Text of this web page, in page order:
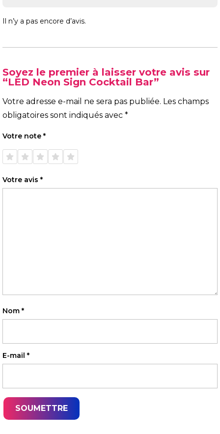
Il n’y a pas encore d’avis.
Soyez le premier à laisser votre avis sur
“LED Neon Sign Cocktail Bar”
Votre adresse e-mail ne sera pas publiée. Les champs
obligatoires sont indiqués avec *
Votre note *
1 étoile
sur 5
2 étoiles
sur 5
3 étoiles
sur 5
4 étoiles
sur 5
5 étoiles
sur 5
Votre avis *
Nom *
E-mail *